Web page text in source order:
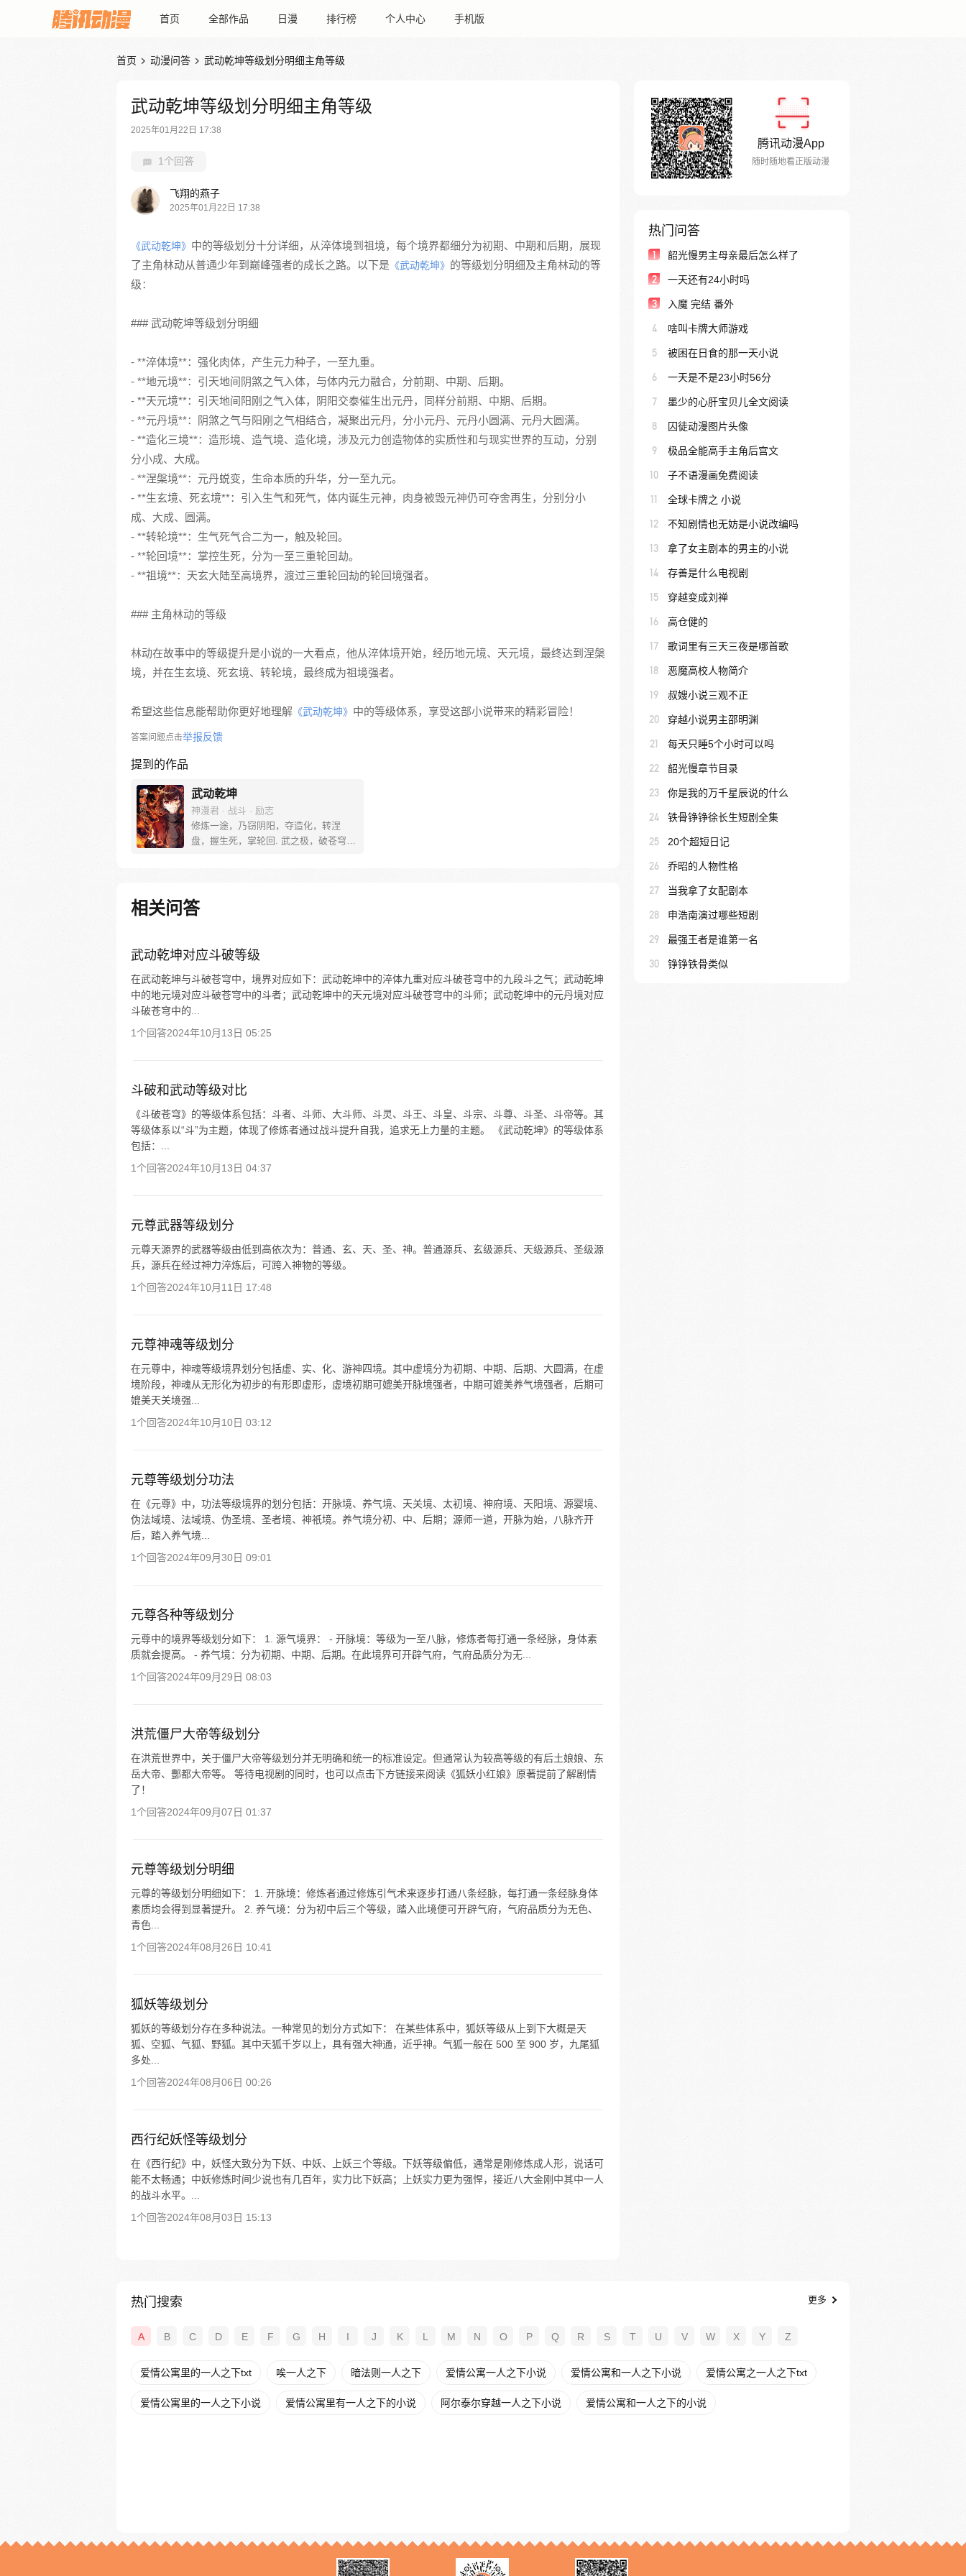
首页 全部作品 日漫 排行榜 个人中心 手机版
首页  动漫问答  武动乾坤等级划分明细主角等级
武动乾坤等级划分明细主角等级
2025年01月22日 17:38
1个回答
飞翔的燕子
2025年01月22日 17:38
《武动乾坤》 中的等级划分十分详细，从淬体境到祖境，每个境界都细分为初期、中期和后期，展现
了主角林动从普通少年到巅峰强者的成长之路。以下是 《武动乾坤》 的等级划分明细及主角林动的等
级：
### 武动乾坤等级划分明细
- **淬体境**：强化肉体，产生元力种子，一至九重。
- **地元境**：引天地间阴煞之气入体，与体内元力融合，分前期、中期、后期。
- **天元境**：引天地间阳刚之气入体，阴阳交泰催生出元丹，同样分前期、中期、后期。
- **元丹境**：阴煞之气与阳刚之气相结合，凝聚出元丹，分小元丹、元丹小圆满、元丹大圆满。
- **造化三境**：造形境、造气境、造化境，涉及元力创造物体的实质性和与现实世界的互动，分别
分小成、大成。
- **涅槃境**：元丹蜕变，生命本质的升华，分一至九元。
- **生玄境、死玄境**：引入生气和死气，体内诞生元神，肉身被毁元神仍可夺舍再生，分别分小
成、大成、圆满。
- **转轮境**：生气死气合二为一，触及轮回。
- **轮回境**：掌控生死，分为一至三重轮回劫。
- **祖境**：天玄大陆至高境界，渡过三重轮回劫的轮回境强者。
### 主角林动的等级
林动在故事中的等级提升是小说的一大看点，他从淬体境开始，经历地元境、天元境，最终达到涅槃
境，并在生玄境、死玄境、转轮境，最终成为祖境强者。
希望这些信息能帮助你更好地理解 《武动乾坤》 中的等级体系，享受这部小说带来的精彩冒险！
答案问题点击举报反馈
提到的作品
武动乾坤
神漫君 · 战斗 · 励志
修炼一途，乃窃阴阳，夺造化，转涅
盘，握生死，掌轮回. 武之极，破苍穹，
相关问答
武动乾坤对应斗破等级
在武动乾坤与斗破苍穹中，境界对应如下：武动乾坤中的淬体九重对应斗破苍穹中的九段斗之气；武动乾坤
中的地元境对应斗破苍穹中的斗者；武动乾坤中的天元境对应斗破苍穹中的斗师；武动乾坤中的元丹境对应
斗破苍穹中的...
1个回答2024年10月13日 05:25
斗破和武动等级对比
《斗破苍穹》的等级体系包括：斗者、斗师、大斗师、斗灵、斗王、斗皇、斗宗、斗尊、斗圣、斗帝等。其
等级体系以“斗”为主题，体现了修炼者通过战斗提升自我，追求无上力量的主题。 《武动乾坤》的等级体系
包括：...
1个回答2024年10月13日 04:37
元尊武器等级划分
元尊天源界的武器等级由低到高依次为：普通、玄、天、圣、神。普通源兵、玄级源兵、天级源兵、圣级源
兵，源兵在经过神力淬炼后，可跨入神物的等级。
1个回答2024年10月11日 17:48
元尊神魂等级划分
在元尊中，神魂等级境界划分包括虚、实、化、游神四境。其中虚境分为初期、中期、后期、大圆满，在虚
境阶段，神魂从无形化为初步的有形即虚形，虚境初期可媲美开脉境强者，中期可媲美养气境强者，后期可
媲美天关境强...
1个回答2024年10月10日 03:12
元尊等级划分功法
在《元尊》中，功法等级境界的划分包括：开脉境、养气境、天关境、太初境、神府境、天阳境、源婴境、
伪法域境、法域境、伪圣境、圣者境、神祇境。养气境分初、中、后期；源师一道，开脉为始，八脉齐开
后，踏入养气境...
1个回答2024年09月30日 09:01
元尊各种等级划分
元尊中的境界等级划分如下： 1. 源气境界： - 开脉境：等级为一至八脉，修炼者每打通一条经脉，身体素
质就会提高。 - 养气境：分为初期、中期、后期。在此境界可开辟气府，气府品质分为无...
1个回答2024年09月29日 08:03
洪荒僵尸大帝等级划分
在洪荒世界中，关于僵尸大帝等级划分并无明确和统一的标准设定。但通常认为较高等级的有后土娘娘、东
岳大帝、酆都大帝等。 等待电视剧的同时，也可以点击下方链接来阅读《狐妖小红娘》原著提前了解剧情
了！
1个回答2024年09月07日 01:37
元尊等级划分明细
元尊的等级划分明细如下： 1. 开脉境：修炼者通过修炼引气术来逐步打通八条经脉，每打通一条经脉身体
素质均会得到显著提升。 2. 养气境：分为初中后三个等级，踏入此境便可开辟气府，气府品质分为无色、
青色...
1个回答2024年08月26日 10:41
狐妖等级划分
狐妖的等级划分存在多种说法。一种常见的划分方式如下： 在某些体系中，狐妖等级从上到下大概是天
狐、空狐、气狐、野狐。其中天狐千岁以上，具有强大神通，近乎神。气狐一般在 500 至 900 岁，九尾狐
多处...
1个回答2024年08月06日 00:26
西行纪妖怪等级划分
在《西行纪》中，妖怪大致分为下妖、中妖、上妖三个等级。下妖等级偏低，通常是刚修炼成人形，说话可
能不太畅通；中妖修炼时间少说也有几百年，实力比下妖高；上妖实力更为强悍，接近八大金刚中其中一人
的战斗水平。...
1个回答2024年08月03日 15:13
腾讯动漫App
随时随地看正版动漫
热门问答
1 韶光慢男主母亲最后怎么样了
2 一天还有24小时吗
3 入魔 完结 番外
4 啥叫卡牌大师游戏
5 被困在日食的那一天小说
6 一天是不是23小时56分
7 墨少的心肝宝贝儿全文阅读
8 囚徒动漫图片头像
9 极品全能高手主角后宫文
10 子不语漫画免费阅读
11 全球卡牌之 小说
12 不知剧情也无妨是小说改编吗
13 拿了女主剧本的男主的小说
14 存善是什么电视剧
15 穿越变成刘禅
16 高仓健的
17 歌词里有三天三夜是哪首歌
18 恶魔高校人物简介
19 叔嫂小说三观不正
20 穿越小说男主邵明渊
21 每天只睡5个小时可以吗
22 韶光慢章节目录
23 你是我的万千星辰说的什么
24 铁骨铮铮徐长生短剧全集
25 20个超短日记
26 乔昭的人物性格
27 当我拿了女配剧本
28 申浩南演过哪些短剧
29 最强王者是谁第一名
30 铮铮铁骨类似
热门搜索 更多
A B C D E F G H I J K L M N O P Q R S T U V W X Y Z
爱情公寓里的一人之下txt 唉一人之下 暗法则一人之下 爱情公寓一人之下小说 爱情公寓和一人之下小说 爱情公寓之一人之下txt
爱情公寓里的一人之下小说 爱情公寓里有一人之下的小说 阿尔泰尔穿越一人之下小说 爱情公寓和一人之下的小说